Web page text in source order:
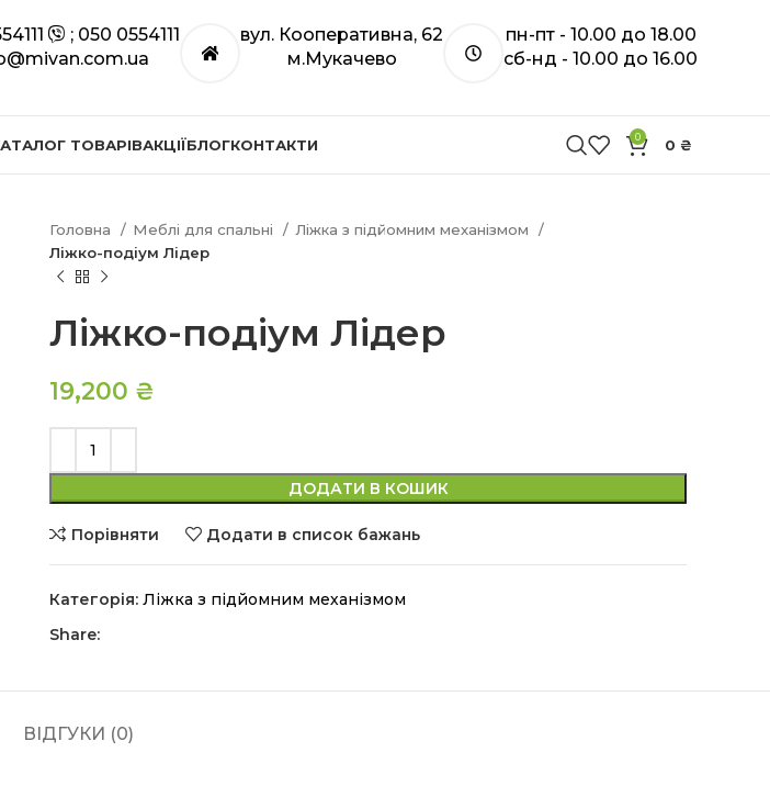
; 050 0554111
вул. Кооперативна, 62
м.Мукачево
пн-пт - 10.00 до 18.00
сб-нд - 10.00 до 16.00
ТОВАРІВАКЦІЇБЛОГКОНТАКТИ 0 0 ₴
Головна Меблі для спальні
Ліжка з підйомним механізмом
Ліжко-подіум Лідер
Ліжко-подіум Лідер
19,200 ₴
ДОДАТИ В КОШИК
Порівняти Додати в список бажань
Категорія: Ліжка з підйомним механізмом
Share:
ВІДГУКИ (0)